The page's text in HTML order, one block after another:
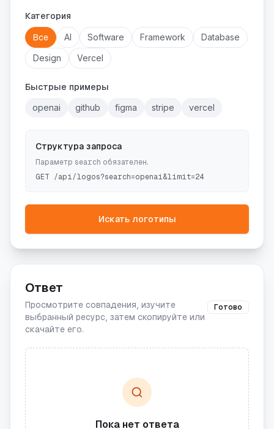
Категория
Все AI Software Framework
Database
Design
Vercel
Быстрые примеры
openai
github figma stripe vercel
Структура запроса
Параметр search обязателен.
GET /api/logos?search=openai&limit=24
Искать логотипы
Ответ
Просмотрите совпадения, изучите
выбранный ресурс, затем скопируйте или
скачайте его.
Готово
Пока нет ответа